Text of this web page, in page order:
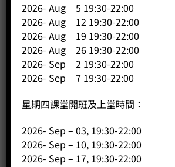
2026- Aug – 5 19:30-22:00
2026- Aug – 12 19:30-22:00
2026- Aug – 19 19:30-22:00
2026- Aug – 26 19:30-22:00
2026- Sep – 2 19:30-22:00
2026- Sep – 7 19:30-22:00
星期四課堂開班及上堂時間：
2026- Sep – 03, 19:30-22:00
2026- Sep – 10, 19:30-22:00
2026- Sep – 17, 19:30-22:00